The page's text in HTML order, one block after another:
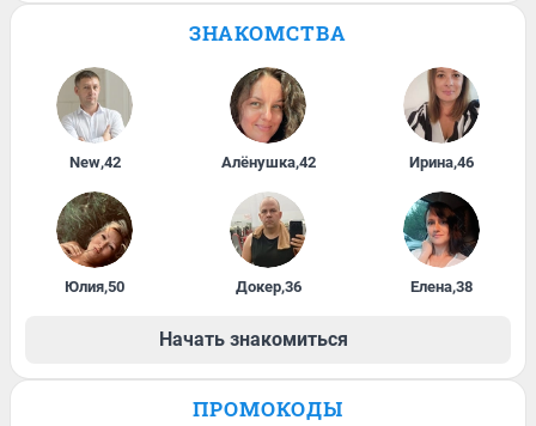
ЗНАКОМСТВА
New,42 Алёнушка,42 Ирина,46
Юлия,50 Докер,36 Елена,38
Начать знакомиться
ПРОМОКОДЫ